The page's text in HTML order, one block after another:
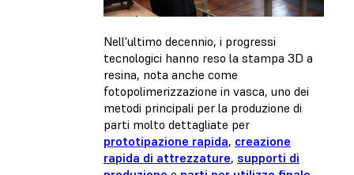
Nell'ultimo decennio, i progressi
tecnologici hanno reso la stampa 3D a
resina, nota anche come
fotopolimerizzazione in vasca, uno dei
metodi principali per la produzione di
parti molto dettagliate per
prototipazione rapida, creazione
rapida di attrezzature, supporti di